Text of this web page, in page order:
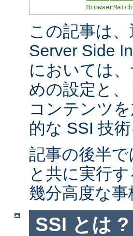
この記事は
Server Side
においては
めの設定と
コンテンツ
的な SSI 技
記事の後半
と共に実行
幾分高度な
SSI とは ?